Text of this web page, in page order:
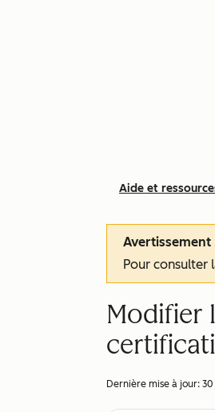
Aide et
Avertissement
Pour consulter
Modifier
Dernière mise à jour: 30